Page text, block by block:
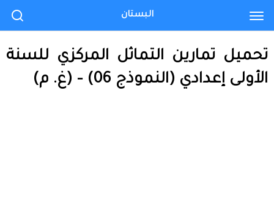
تحميل تمارين التماثل المركزي للسنة
الأولى إعدادي (النموذج 06) – (غ. م)
البستان